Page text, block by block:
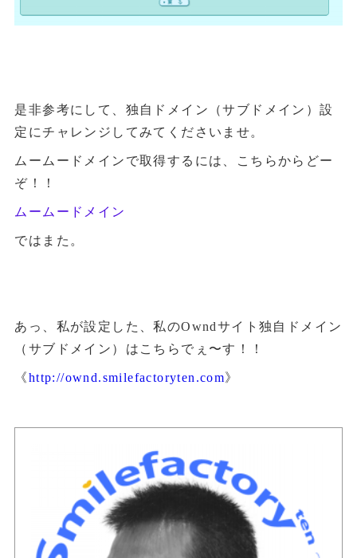
是非参考にして、独自ドメイン（サブドメイン）設
定にチャレンジしてみてくださいませ。
ムームードメインで取得するには、こちらからどー
ぞ！！
ムームードメイン
ではまた。
あっ、私が設定した、私のOwndサイト独自ドメイン
（サブドメイン）はこちらでぇ〜す！！
《http://ownd.smilefactoryten.com》